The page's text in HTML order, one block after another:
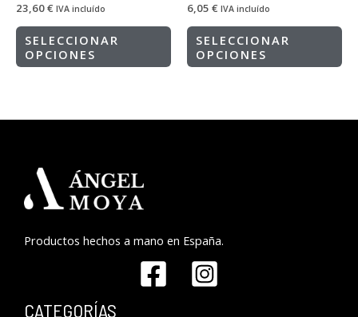
23,60€ IVA incluído
SELECCIONAR
OPCIONES
6,05 € IVA incluído
SELECCIONAR
OPCIONES
Productos hechos a mano en España.
CATEGORÍAS